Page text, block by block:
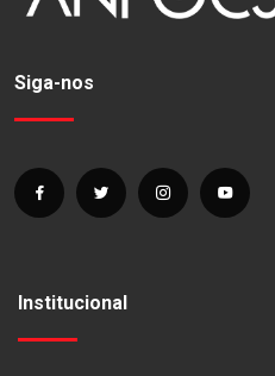
Siga-nos
Institucional